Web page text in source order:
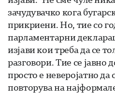
зачудувачко кога
прикриени. Но, тие со
парламентарни
изјави кои треба да се
разговори. Тие се
просто е неверојатно
повторува на